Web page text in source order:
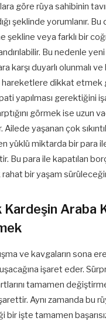
göre rüya sahibinin
şeklinde yorumlanır. Bu
şekline veya farklı bir
Bu nedenle
karşı duyarlı olunmalı
hareketlere dikkat
yapılması gerektiğini
görmek ise uzun
yaşanan çok
yüklü miktarda bir para
Bu para ile kapatılan
bir yaşam
Araba
ve kavgaların sona
işaret eder.
tamamen
Aynı zamanda bu
bir işte tamamen